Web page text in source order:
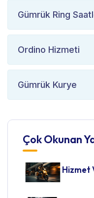
Gümrük Ring
Ordino Hizmeti
Gümrük Kurye
Çok Okunan
Hizmet